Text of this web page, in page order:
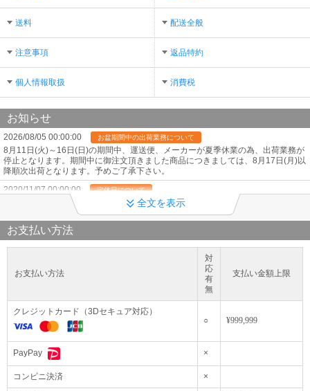
送料 配送全般
注意事項 返品特約
個人情報取扱 消費税
お知らせ
2026/08/05 00:00:00 お盆期間中の出荷業務について
8月11日(火)～16日(日)の期間中、運送便、メーカーが夏季休業の為、出荷業務が
停止となります。期間中に御注文頂きました商品につきましては、8月17日(月)以
降順次出荷となります。予めご了承下さい。
2020/11/07 00:00:00
定休日について
毎週水曜日は定休日となります。
2020/10/30 00:00:00
ホイールについて
当店の販売はタイヤのみとなっておりホイール付の販売はしておりません。 画像
は全てイメージとなっておりますので予めご了承下さい。
店頭取付の場合、送料無料の商品は一度送料を含んで決済して頂き、こちらの処
理にて送料を0円に変更させて頂きメールにて金額変更のご案内をさせて頂いて
全文を表示
お支払い方法
お支払い方法
対
応
有
無
支払い金額上限
クレジットカード（3Dセキュア対応）
○
¥999,999
PayPay ×
コンビニ決済 ×